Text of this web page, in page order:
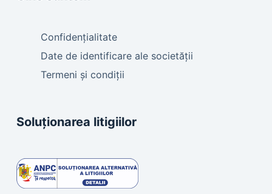
Confidențialitate
Date de identificare ale societății
Termeni și condiții
Soluționarea litigiilor